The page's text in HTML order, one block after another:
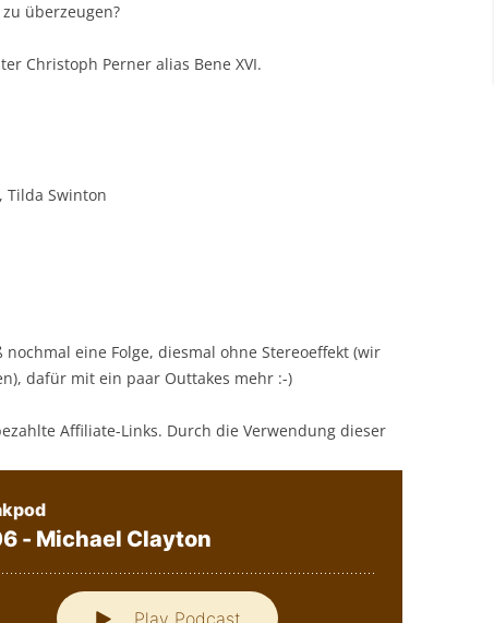
überzeugen?
Christoph Perner alias Bene XVI.
Tilda Swinton
eine Folge, diesmal ohne Stereoeffekt (wir
dafür mit ein paar Outtakes mehr :-)
Affiliate-Links. Durch die Verwendung dieser